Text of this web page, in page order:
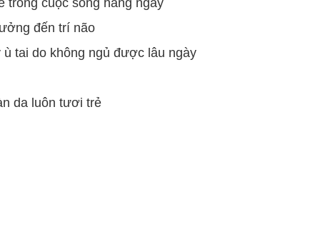
trong cuộc sống hằng ngày
đến trí não
tai do không ngủ được lâu ngày
da luôn tươi trẻ